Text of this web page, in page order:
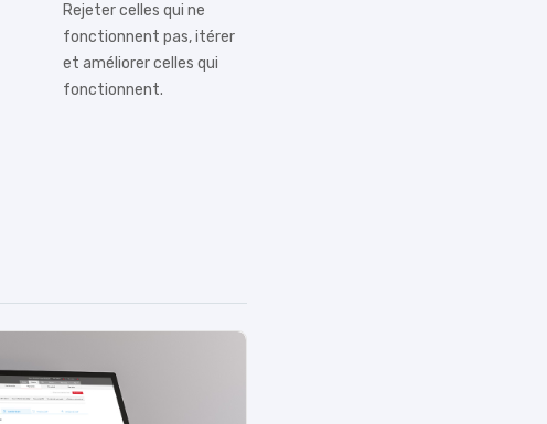
Rejeter celles qui ne
fonctionnent pas, itérer
et améliorer celles qui
fonctionnent.